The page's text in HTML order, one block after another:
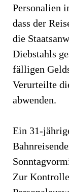
Personalien
dass der
die
Diebstahls
fälligen
Verurteilte
abwenden.
Ein 31-
Zur